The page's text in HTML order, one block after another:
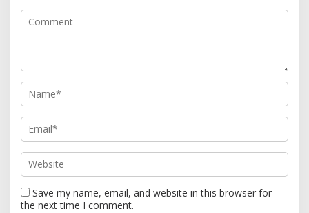
Save my name, email, and website in this browser for
the next time I comment.